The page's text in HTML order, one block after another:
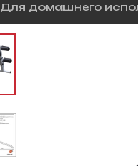
Для домашнего